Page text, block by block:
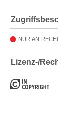
NUR AN
Lizenz-/